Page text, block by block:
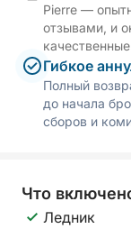
Pierre —
отзывами, и
Гибкое
Полный
до начала
сборов и
Что
Ледник